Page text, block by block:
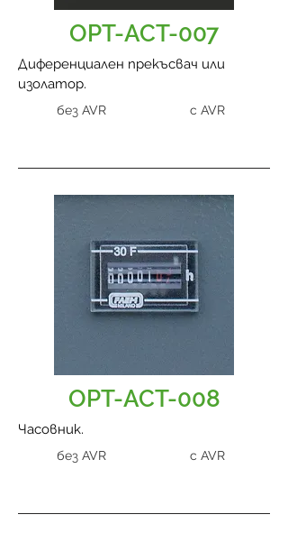
OPT-ACT-007
Диференциален прекъсвач или
изолатор.
без AVR с AVR
OPT-ACT-008
Часовник.
без AVR с AVR